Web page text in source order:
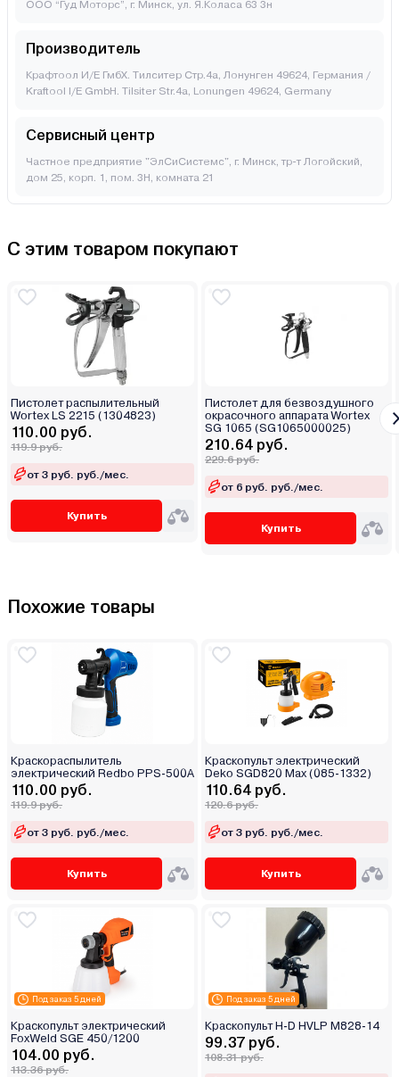
ООО “Гуд Моторс”, г. Минск, ул. Я.Коласа 63 3н
Производитель
Крафтоол И/Е ГмбХ. Тилситер Стр.4а, Лонунген 49624, Германия /
Kraftool I/E GmbH. Tilsiter Str.4a, Lonungen 49624, Germany
Сервисный центр
Частное предприятие "ЭлСиСистемс", г. Минск, тр-т Логойский,
дом 25, корп. 1, пом. 3Н, комната 21
С этим товаром покупают
Пистолет распылительный
Wortex LS 2215 (1304823)
110.00 руб.
119.9 руб.
от 3 руб. руб./мес.
Купить
Пистолет для безвоздушного
окрасочного аппарата Wortex
SG 1065 (SG1065000025)
210.64 руб.
229.6 руб.
от 6 руб. руб./мес.
Купить
Похожие товары
Краскораспылитель
электрический Redbo PPS-500A
110.00 руб.
119.9 руб.
от 3 руб. руб./мес.
Купить
Краскопульт электрический
Deko SGD820 Max (085-1332)
110.64 руб.
120.6 руб.
от 3 руб. руб./мес.
Купить
Под заказ 5 дней
Краскопульт электрический
FoxWeld SGE 450/1200
104.00 руб.
113.36 руб.
Под заказ 5 дней
Краскопульт H-D HVLP M828-14
99.37 руб.
108.31 руб.